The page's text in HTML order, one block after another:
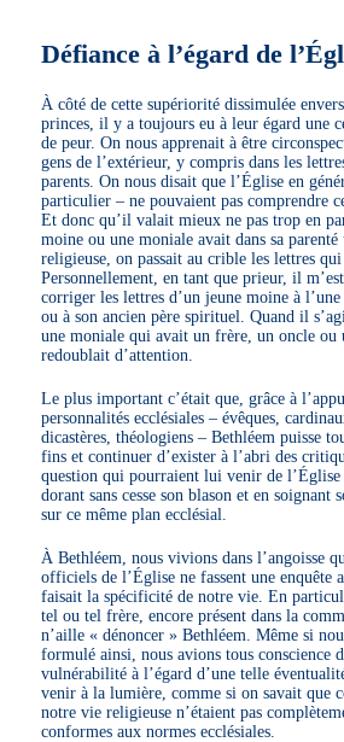
Défiance à l’égard de
À côté de cette supériorité dissimulée
princes, il y a toujours eu à leur égard une
de peur. On nous apprenait à être
gens de l’extérieur, y compris dans les
parents. On nous disait que l’Église en
particulier – ne pouvaient pas comprendre
Et donc qu’il valait mieux ne pas trop en
moine ou une moniale avait dans sa
religieuse, on passait au crible les lettres qui
Personnellement, en tant que prieur, il
corriger les lettres d’un jeune moine à l’une
ou à son ancien père spirituel. Quand il
une moniale qui avait un frère, un oncle ou
redoublait d’attention.
Le plus important c’était que, grâce à
personnalités ecclésiales – évêques,
dicastères, théologiens – Bethléem puisse
fins et continuer d’exister à l’abri des
question qui pourraient lui venir de
dorant sans cesse son blason et en soignant
sur ce même plan ecclésial.
À Bethléem, nous vivions dans l’angoisse
officiels de l’Église ne fassent une enquête
faisait la spécificité de notre vie. En
tel ou tel frère, encore présent dans la
n’aille « dénoncer » Bethléem. Même si
formulé ainsi, nous avions tous conscience
vulnérabilité à l’égard d’une telle
venir à la lumière, comme si on savait que
notre vie religieuse n’étaient pas
conformes aux normes ecclésiales.